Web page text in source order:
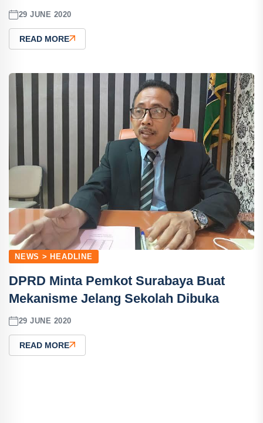
29 JUNE 2020
READ MORE
NEWS > HEADLINE
DPRD Minta Pemkot Surabaya Buat
Mekanisme Jelang Sekolah Dibuka
29 JUNE 2020
READ MORE